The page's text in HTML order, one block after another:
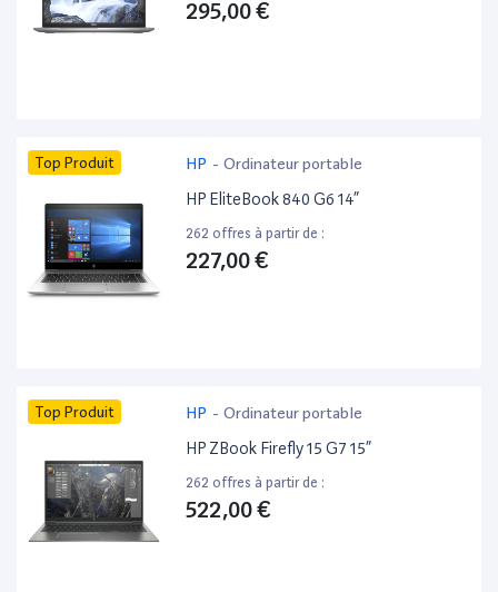
295,00 €
Top Produit HP - Ordinateur portable
HP EliteBook 840 G6 14”
262 offres à partir de :
227,00 €
Top Produit HP - Ordinateur portable
HP ZBook Firefly 15 G7 15”
262 offres à partir de :
522,00 €